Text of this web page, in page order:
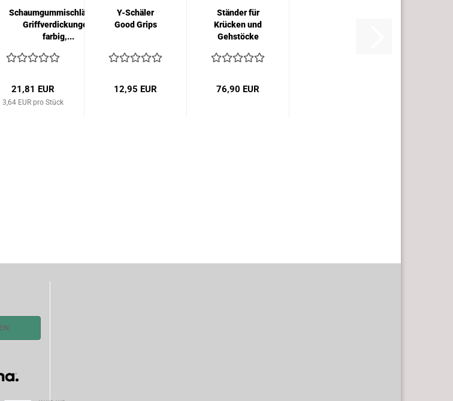
Schaumgummischläuche-
Griffverdickungen,
farbig,...
21,81 EUR
3,64 EUR pro Stück
Y-Schäler
Good Grips
12,95 EUR
Ständer für
Krücken und
Gehstöcke
76,90 EUR